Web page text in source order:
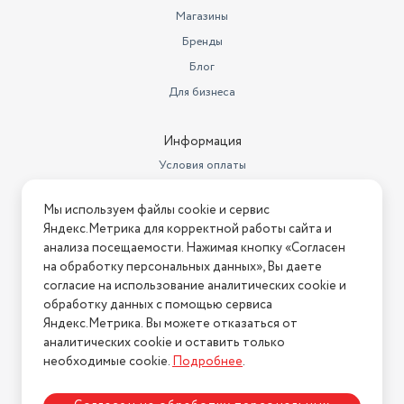
зубов и дёсен. Если использовать специальные растворы,
то прибор станет отличной профилактикой кариеса,
повысит эффективность лечения зубов и дёсен.
Магазины
Бренды
Блог
Для бизнеса
Информация
Условия оплаты
Условия возврата
Нашли ошибку на сайте? Напишите нам
2026 © Интернет-магазин "АстМаркет". У нас есть всё!
Политика конфиденциальности
Мы используем файлы cookie и сервис
Яндекс.Метрика для корректной работы сайта и
анализа посещаемости. Нажимая кнопку «Согласен
на обработку персональных данных», Вы даете
согласие на использование аналитических cookie и
обработку данных с помощью сервиса
Яндекс.Метрика. Вы можете отказаться от
аналитических cookie и оставить только
необходимые cookie.Подробнее.